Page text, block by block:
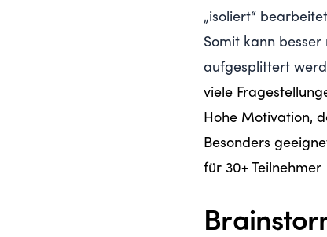
„isoliert“
Somit kann
aufgesplittert
viele
Hohe Motivation,
Besonders
für 30+ Teilnehmer